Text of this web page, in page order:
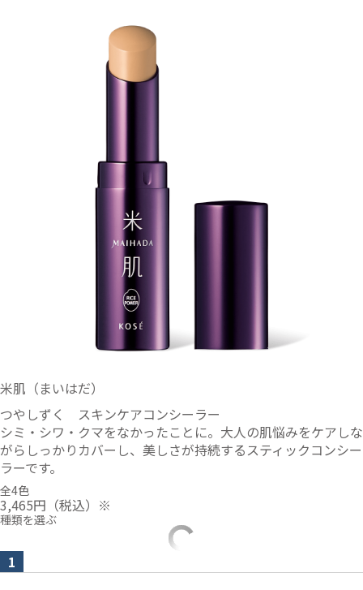
米肌（まいはだ）
つやしずく スキンケアコンシーラー
シミ・シワ・クマをなかったことに。大人の肌悩みをケアしな
がらしっかりカバーし、美しさが持続するスティックコンシー
ラーです。
全4色
3,465円 （税込）※
種類を選ぶ
1